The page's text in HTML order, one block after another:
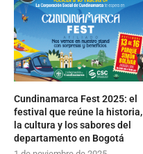
Cundinamarca Fest 2025: el
festival que reúne la historia,
la cultura y los sabores del
departamento en Bogotá